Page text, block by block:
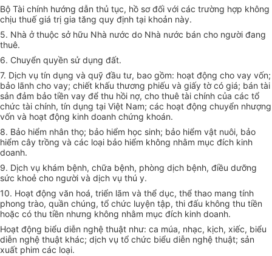
Bộ Tài chính hướng dẫn thủ tục, hồ sơ đối với các trường hợp không
chịu thuế giá trị gia tăng quy định tại khoản này.
5. Nhà ở thuộc sở hữu Nhà nước do Nhà nước bán cho người đang
thuê.
6. Chuyển quyền sử dụng đất.
7. Dịch vụ tín dụng và quỹ đầu tư, bao gồm: hoạt động cho vay vốn;
bảo lãnh cho vay; chiết khấu thương phiếu và giấy tờ có giá; bán tài
sản đảm bảo tiền vay để thu hồi nợ, cho thuê tài chính của các tổ
chức tài chính, tín dụng tại Việt Nam; các hoạt động chuyển nhượng
vốn và hoạt động kinh doanh chứng khoán.
8. Bảo hiểm nhân thọ; bảo hiểm học sinh; bảo hiểm vật nuôi, bảo
hiểm cây trồng và các loại bảo hiểm không nhằm mục đích kinh
doanh.
9. Dịch vụ khám bệnh, chữa bệnh, phòng dịch bệnh, điều dưỡng
sức khoẻ cho người và dịch vụ thú y.
10. Hoạt động văn hoá, triển lãm và thể dục, thể thao mang tính
phong trào, quần chúng, tổ chức luyện tập, thi đấu không thu tiền
hoặc có thu tiền nhưng không nhằm mục đích kinh doanh.
Hoạt động biểu diễn nghệ thuật như: ca múa, nhạc, kịch, xiếc, biểu
diễn nghệ thuật khác; dịch vụ tổ chức biểu diễn nghệ thuật; sản
xuất phim các loại.